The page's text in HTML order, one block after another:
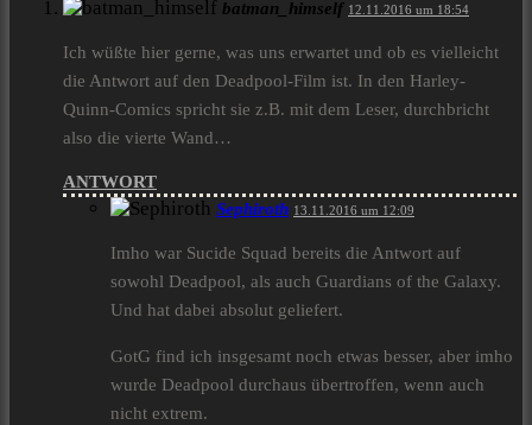
batman_himself 12.11.2016 um 18:54
Ich wüßte hier gerne, was uns erwartet und ob es vielleicht
die Antwort auf den Deadpool-Film ist. In den Harley-
Quinn-Comics spricht sie z.B. mit dem Leser, durchbricht
also die vierte Wand…
ANTWORT
Sephiroth 13.11.2016 um 12:09
Imho war Sucide Squad bereits die Antwort auf
sowohl Deadpool, als auch Guardians of the Galaxy.
Und hat dabei absolut geliefert.
GotG find ich insgesamt noch etwas besser, aber imho
wurde Deadpool durchaus übertroffen, wenn auch
nicht extrem.